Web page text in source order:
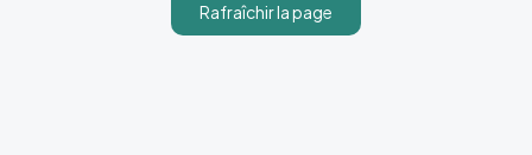
Rafraîchir la page